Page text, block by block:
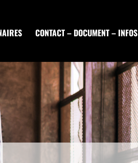
CONTACT – DOCUMENT – INFOS